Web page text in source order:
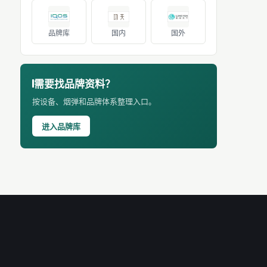
品牌库 国内 国外
需要找品牌资料？
按设备、烟弹和品牌体系整理入口。
进入品牌库